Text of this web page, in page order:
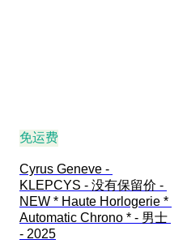
免运费
Cyrus Geneve -
KLEPCYS - 没有保留价 -
NEW * Haute Horlogerie *
Automatic Chrono * - 男士
- 2025